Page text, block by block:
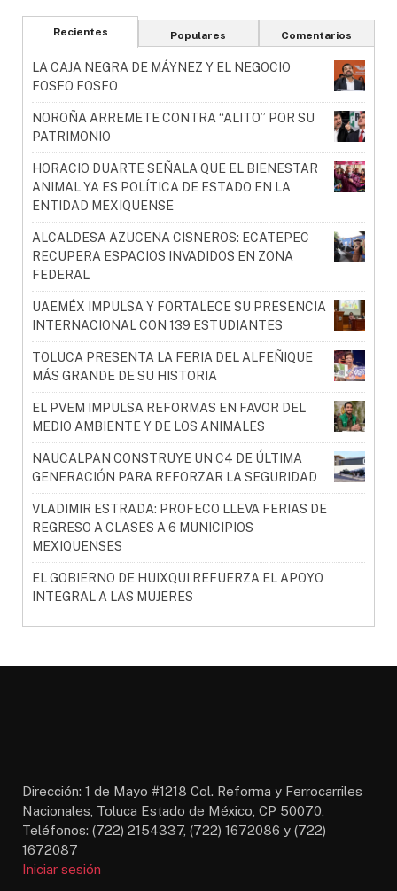
Recientes Populares Comentarios
LA CAJA NEGRA DE MÁYNEZ Y EL NEGOCIO
FOSFO FOSFO
NOROÑA ARREMETE CONTRA “ALITO” POR SU
PATRIMONIO
HORACIO DUARTE SEÑALA QUE EL BIENESTAR
ANIMAL YA ES POLÍTICA DE ESTADO EN LA
ENTIDAD MEXIQUENSE
ALCALDESA AZUCENA CISNEROS: ECATEPEC
RECUPERA ESPACIOS INVADIDOS EN ZONA
FEDERAL
UAEMÉX IMPULSA Y FORTALECE SU PRESENCIA
INTERNACIONAL CON 139 ESTUDIANTES
TOLUCA PRESENTA LA FERIA DEL ALFEÑIQUE
MÁS GRANDE DE SU HISTORIA
EL PVEM IMPULSA REFORMAS EN FAVOR DEL
MEDIO AMBIENTE Y DE LOS ANIMALES
NAUCALPAN CONSTRUYE UN C4 DE ÚLTIMA
GENERACIÓN PARA REFORZAR LA SEGURIDAD
VLADIMIR ESTRADA: PROFECO LLEVA FERIAS DE
REGRESO A CLASES A 6 MUNICIPIOS
MEXIQUENSES
EL GOBIERNO DE HUIXQUI REFUERZA EL APOYO
INTEGRAL A LAS MUJERES
Dirección: 1 de Mayo #1218 Col. Reforma y Ferrocarriles
Nacionales, Toluca Estado de México, CP 50070,
Teléfonos: (722) 2154337, (722) 1672086 y (722)
1672087
Iniciar sesión